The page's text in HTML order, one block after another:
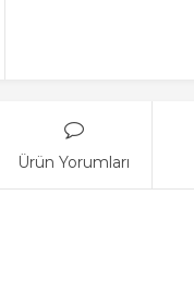
Ürün Yorumları